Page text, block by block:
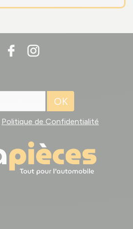
OK
Politique de Confidentialité